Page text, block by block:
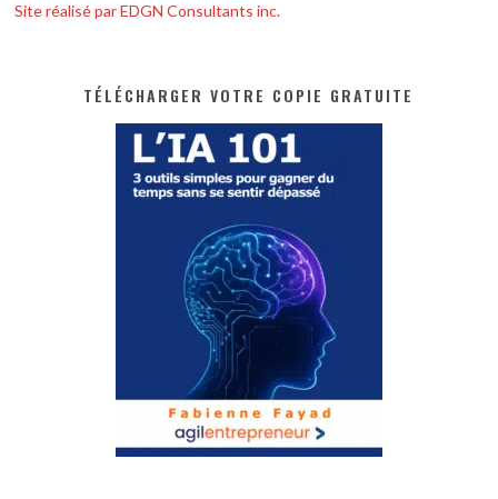
Site réalisé par EDGN Consultants inc.
TÉLÉCHARGER VOTRE COPIE GRATUITE